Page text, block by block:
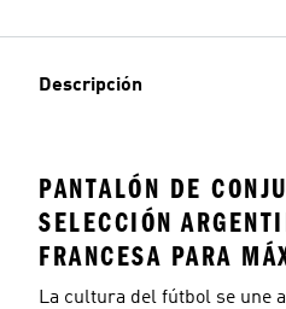
Descripción
PANTALÓN DE
SELECCIÓN
FRANCESA PARA
La cultura del fútbol se une